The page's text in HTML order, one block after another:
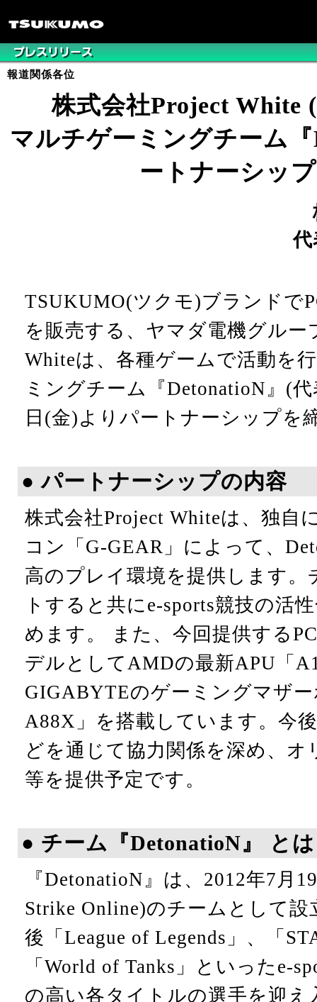
株式会社Project White
マルチゲーミングチーム
ートナーシッ
TSUKUMO(ツクモ)ブランドで
を販売する、ヤマダ電機グルー
Whiteは、各種ゲームで活動を
ミングチーム『DetonatioN』(
日(金)よりパートナーシップを
● パートナーシップの内容
株式会社Project Whiteは、独自
コン「G-GEAR」によって、
高のプレイ環境を提供します。
トすると共にe-sports競技の活
めます。 また、今回提供する
デルとしてAMDの最新APU「
GIGABYTEのゲーミングマザ
A88X」を搭載しています。今
どを通じて協力関係を深め、オ
等を提供予定です。
● チーム『DetonatioN』 とは
『DetonatioN』は、2012年7月
Strike Online)のチームとして
後「League of Legends」、「
「World of Tanks」といったe-
の高い各タイトルの選手を迎え
報道関係各位